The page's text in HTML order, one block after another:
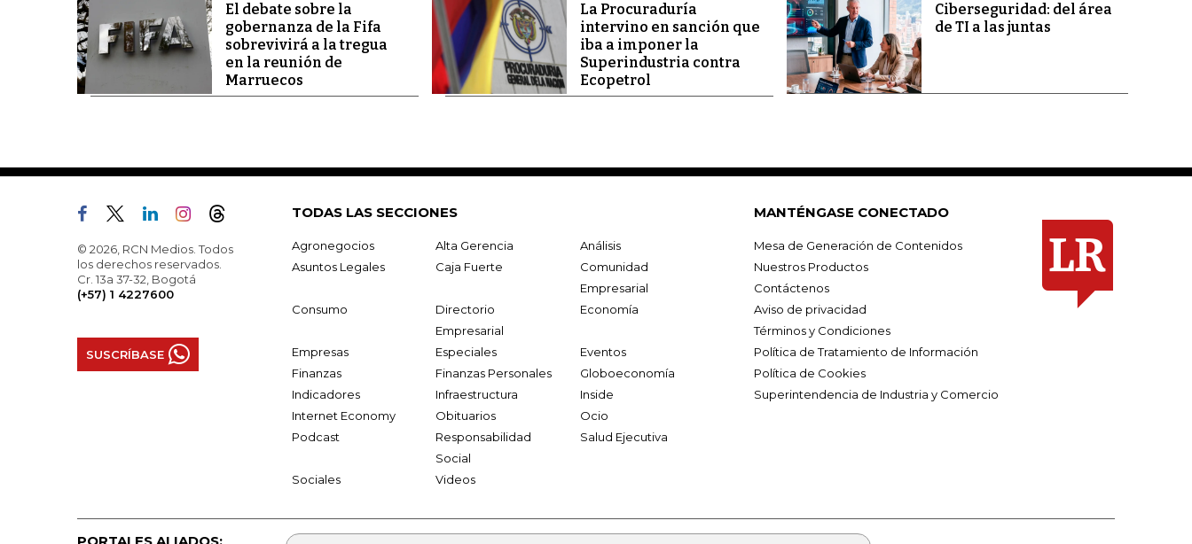
El debate sobre la
gobernanza de la Fifa
sobrevivirá a la tregua
en la reunión de
Marruecos
La Procuraduría
intervino en sanción que
iba a imponer la
Superindustria contra
Ecopetrol
Ciberseguridad: del área
de TI a las juntas
© 2026, RCN Medios. Todos
los derechos reservados.
Cr. 13a 37-32, Bogotá
(+57) 1 4227600
SUSCRÍBASE
TODAS LAS SECCIONES
Agronegocios Alta Gerencia
Análisis
Asuntos Legales
Caja Fuerte
Comunidad
Empresarial
Consumo
Directorio
Empresarial
Economía
Empresas Especiales
Eventos
Finanzas
Finanzas Personales
Globoeconomía
Indicadores
Infraestructura
Inside
Internet Economy
Obituarios
Ocio
Podcast
Responsabilidad
Social
Salud Ejecutiva
Sociales Videos
MANTÉNGASE CONECTADO
Mesa de Generación de Contenidos
Nuestros Productos
Contáctenos
Aviso de privacidad
Términos y Condiciones
Política de Tratamiento de Información
Política de Cookies
Superintendencia de Industria y Comercio